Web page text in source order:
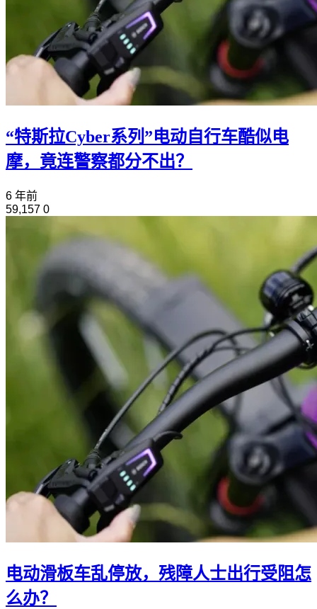
“特斯拉Cyber系列”电动自行车酷似电
摩，竟连警察都分不出？
6 年前
59,157 0
电动滑板车乱停放，残障人士出行受阻怎
么办？